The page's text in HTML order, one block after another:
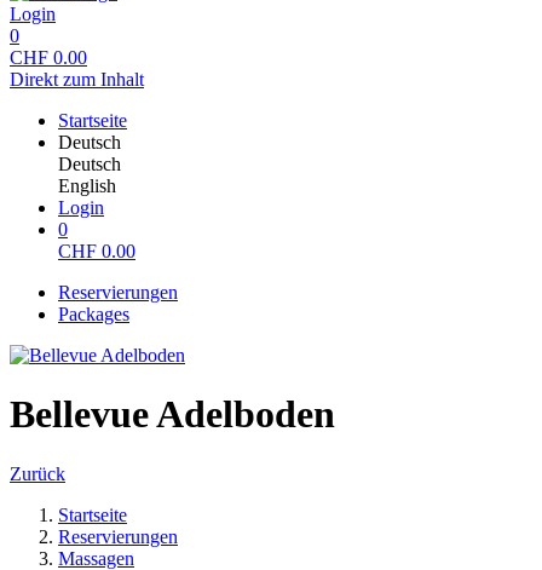
Login
0
CHF 0.00
Direkt zum Inhalt
Startseite
Deutsch
Deutsch
English
Login
0
CHF 0.00
Reservierungen
Packages
Bellevue Adelboden
Zurück
Startseite
Reservierungen
Massagen